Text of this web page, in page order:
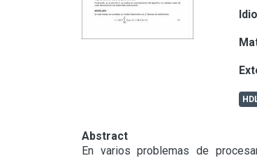
Abstract
En varios problemas de